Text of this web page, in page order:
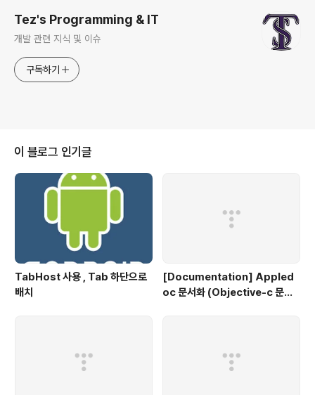
Tez's Programming & IT
개발 관련 지식 및 이슈
구독하기
이 블로그 인기글
TabHost 사용 , Tab 하단으로
배치
[Documentation] Appled
oc 문서화 (Objective-c 문서